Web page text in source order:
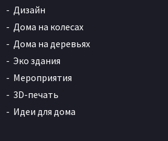
Дизайн
Дома на колесах
Дома на деревьях
Эко здания
Мероприятия
3D-печать
Идеи для дома